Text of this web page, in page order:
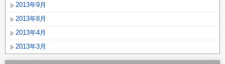
2013年9月
2013年8月
2013年4月
2013年3月